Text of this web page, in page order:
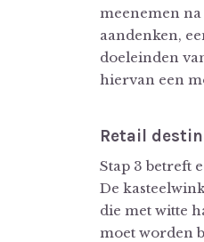
meenemen na
aandenken,
doeleinden
hiervan een
Retail
Stap 3 betreft
De
die met witte
moet worden